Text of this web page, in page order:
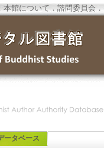
本館について ．諮問委員会 ．
ータベース